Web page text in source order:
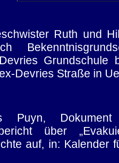
Ruth und
Grundschule
Devries Straße in
Puyn, Dokument
über
auf, in: Kalender